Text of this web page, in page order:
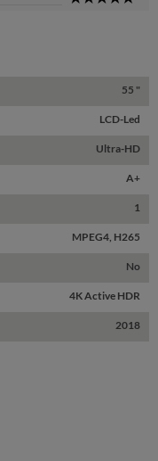
55 "
LCD-Led
Ultra-HD
A+
1
MPEG4, H265
No
4K Active HDR
2018